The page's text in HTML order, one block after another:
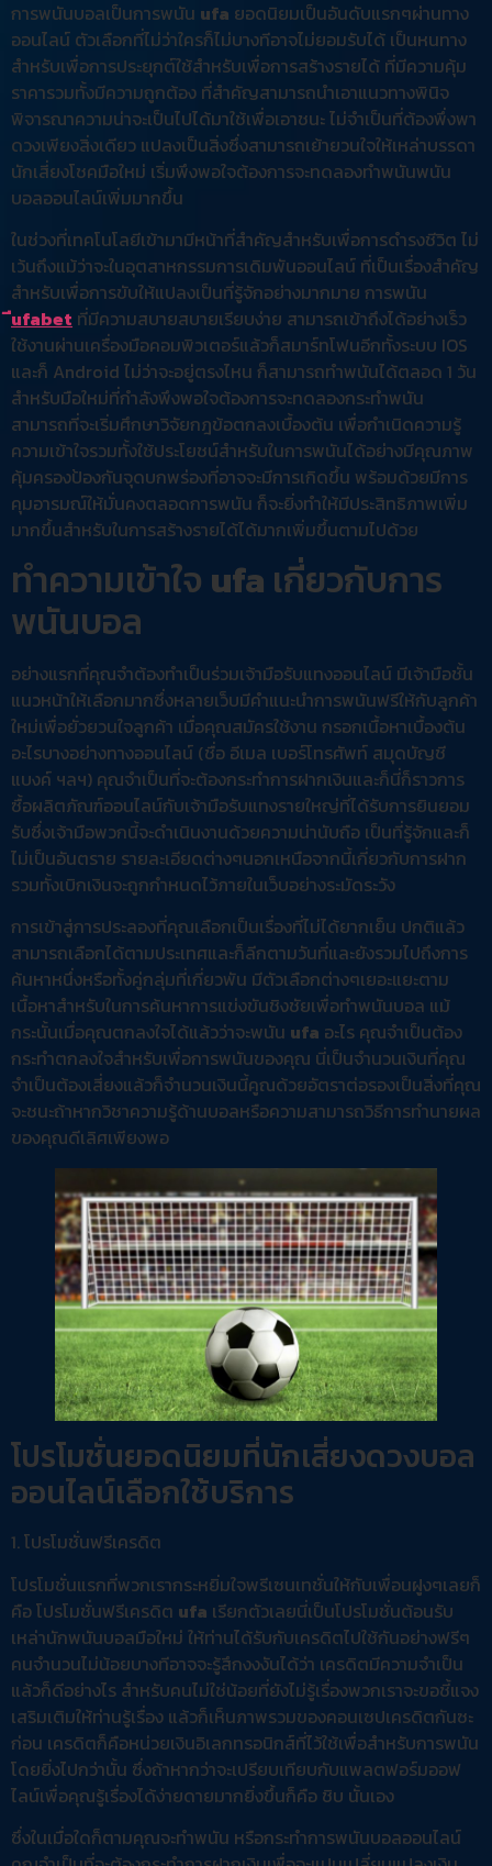
การพนันบอลเป็นการพนัน ufa ยอดนิยมเป็นอันดับแรกๆผ่านทาง
ออนไลน์ ตัวเลือกที่ไม่ว่าใครก็ไม่บางทีอาจไม่ยอมรับได้ เป็นหนทาง
สำหรับเพื่อการประยุกต์ใช้สำหรับเพื่อการสร้างรายได้ ที่มีความคุ้ม
ราคารวมทั้งมีความถูกต้อง ที่สำคัญสามารถนำเอาแนวทางพินิจ
พิจารณาความน่าจะเป็นไปได้มาใช้เพื่อเอาชนะ ไม่จำเป็นที่ต้องพึ่งพา
ดวงเพียงสิ่งเดียว แปลงเป็นสิ่งซึ่งสามารถเย้ายวนใจให้เหล่าบรรดา
นักเสี่ยงโชคมือใหม่ เริ่มพึงพอใจต้องการจะทดลองทำพนันพนัน
บอลออนไลน์เพิ่มมากขึ้น
ในช่วงที่เทคโนโลยีเข้ามามีหน้าที่สำคัญสำหรับเพื่อการดำรงชีวิต ไม่
เว้นถึงแม้ว่าจะในอุตสาหกรรมการเดิมพันออนไลน์ ที่เป็นเรื่องสำคัญ
สำหรับเพื่อการขับให้แปลงเป็นที่รู้จักอย่างมากมาย การพนัน
ีufabet ที่มีความสบายสบายเรียบง่าย สามารถเข้าถึงได้อย่างเร็ว
ใช้งานผ่านเครื่องมือคอมพิวเตอร์แล้วก็สมาร์ทโฟนอีกทั้งระบบ IOS
และก็ Android ไม่ว่าจะอยู่ตรงไหน ก็สามารถทำพนันได้ตลอด 1 วัน
สำหรับมือใหม่ที่กำลังพึงพอใจต้องการจะทดลองกระทำพนัน
สามารถที่จะเริ่มศึกษาวิจัยกฎข้อตกลงเบื้องต้น เพื่อกำเนิดความรู้
ความเข้าใจรวมทั้งใช้ประโยชน์สำหรับในการพนันได้อย่างมีคุณภาพ
คุ้มครองป้องกันจุดบกพร่องที่อาจจะมีการเกิดขึ้น พร้อมด้วยมีการ
คุมอารมณ์ให้มั่นคงตลอดการพนัน ก็จะยิ่งทำให้มีประสิทธิภาพเพิ่ม
มากขึ้นสำหรับในการสร้างรายได้ได้มากเพิ่มขึ้นตามไปด้วย
ทำความเข้าใจ ufa เกี่ยวกับการ
พนันบอล
อย่างแรกที่คุณจำต้องทำเป็นร่วมเจ้ามือรับแทงออนไลน์ มีเจ้ามือชั้น
แนวหน้าให้เลือกมากซึ่งหลายเว็บมีคำแนะนำการพนันฟรีให้กับลูกค้า
ใหม่เพื่อยั่วยวนใจลูกค้า เมื่อคุณสมัครใช้งาน กรอกเนื้อหาเบื้องต้น
อะไรบางอย่างทางออนไลน์ (ชื่อ อีเมล เบอร์โทรศัพท์ สมุดบัญชี
แบงค์ ฯลฯ) คุณจำเป็นที่จะต้องกระทำการฝากเงินและก็นี่ก็ราวการ
ซื้อผลิตภัณฑ์ออนไลน์กับเจ้ามือรับแทงรายใหญ่ที่ได้รับการยินยอม
รับซึ่งเจ้ามือพวกนี้จะดำเนินงานด้วยความน่านับถือ เป็นที่รู้จักและก็
ไม่เป็นอันตราย รายละเอียดต่างๆนอกเหนือจากนี้เกี่ยวกับการฝาก
รวมทั้งเบิกเงินจะถูกกำหนดไว้ภายในเว็บอย่างระมัดระวัง
การเข้าสู่การประลองที่คุณเลือกเป็นเรื่องที่ไม่ได้ยากเย็น ปกติแล้ว
สามารถเลือกได้ตามประเทศและก็ลีกตามวันที่และยังรวมไปถึงการ
ค้นหาหนึ่งหรือทั้งคู่กลุ่มที่เกี่ยวพัน มีตัวเลือกต่างๆเยอะแยะตาม
เนื้อหาสำหรับในการค้นหาการแข่งขันชิงชัยเพื่อทำพนันบอล แม้
กระนั้นเมื่อคุณตกลงใจได้แล้วว่าจะพนัน ufa อะไร คุณจำเป็นต้อง
กระทำตกลงใจสำหรับเพื่อการพนันของคุณ นี่เป็นจำนวนเงินที่คุณ
จำเป็นต้องเสี่ยงแล้วก็จำนวนเงินนี้คูณด้วยอัตราต่อรองเป็นสิ่งที่คุณ
จะชนะถ้าหากวิชาความรู้ด้านบอลหรือความสามารถวิธีการทำนายผล
ของคุณดีเลิศเพียงพอ
โปรโมชั่นยอดนิยมที่นักเสี่ยงดวงบอล
ออนไลน์เลือกใช้บริการ
1. โปรโมชั่นฟรีเครดิต
โปรโมชั่นแรกที่พวกเรากระหยิ่มใจพรีเซนเทชั่นให้กับเพื่อนฝูงๆเลยก็
คือ โปรโมชั่นฟรีเครดิต ufa เรียกตัวเลยนี่เป็นโปรโมชั่นต้อนรับ
เหล่านักพนันบอลมือใหม่ ให้ท่านได้รับกับเครดิตไปใช้กันอย่างฟรีๆ
คนจำนวนไม่น้อยบางทีอาจจะรู้สึกงงงันได้ว่า เครดิตมีความจำเป็น
แล้วก็ดีอย่างไร สำหรับคนไม่ใช่น้อยที่ยังไม่รู้เรื่องพวกเราจะขอชี้แจง
เสริมเติมให้ท่านรู้เรื่อง แล้วก็เห็นภาพรวมของคอนเซปเครดิตกันซะ
ก่อน เครดิตก็คือหน่วยเงินอิเลกทรอนิกส์ที่ไว้ใช้เพื่อสำหรับการพนัน
โดยยิ่งไปกว่านั้น ซึ่งถ้าหากว่าจะเปรียบเทียบกับแพลตฟอร์มออฟ
ไลน์เพื่อคุณรู้เรื่องได้ง่ายดายมากยิ่งขึ้นก็คือ ชิบ นั้นเอง
ซึ่งในเมื่อใดก็ตามคุณจะทำพนัน หรือกระทำการพนันบอลออนไลน์